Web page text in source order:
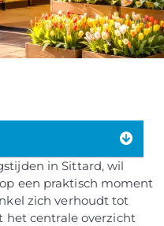
in Sittard, wil
een praktisch moment
zich verhoudt tot
het centrale overzicht